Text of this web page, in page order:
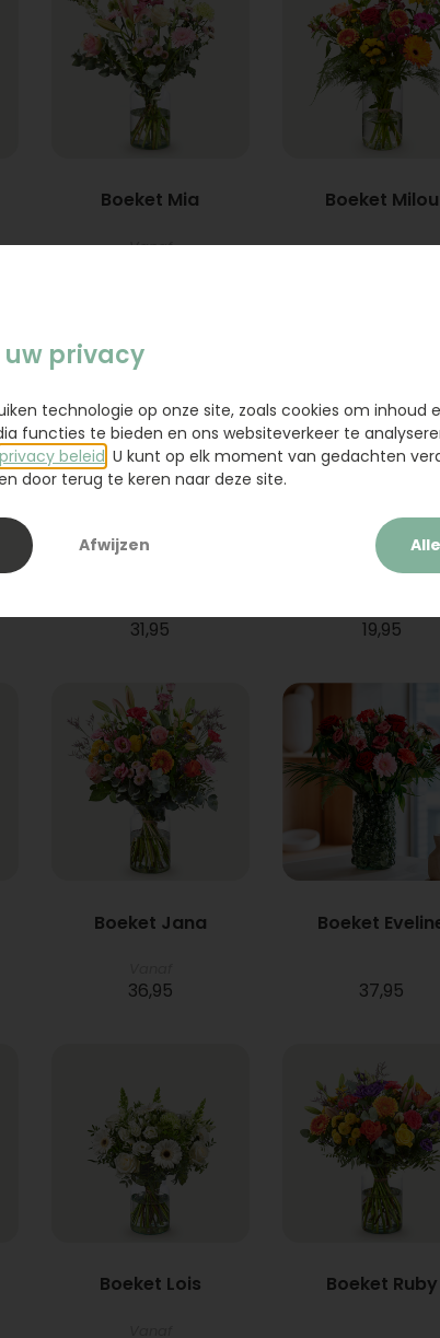
Boeket Mia
Vanaf
Boeket Milou
Boeket Raya
31,95
Sanseveria
19,95
Boeket Jana
36,95
Boeket
37,95
Boeket Lois Boeket Ruby
privacy
technologie op onze site, zoals cookies om inhoud
functies te bieden en ons websiteverkeer te
privacy beleid . U kunt op elk moment van gedachten
door terug te keren naar deze site.
Afwijzen